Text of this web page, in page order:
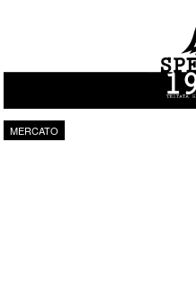
Vai al contenuto
MERCATO